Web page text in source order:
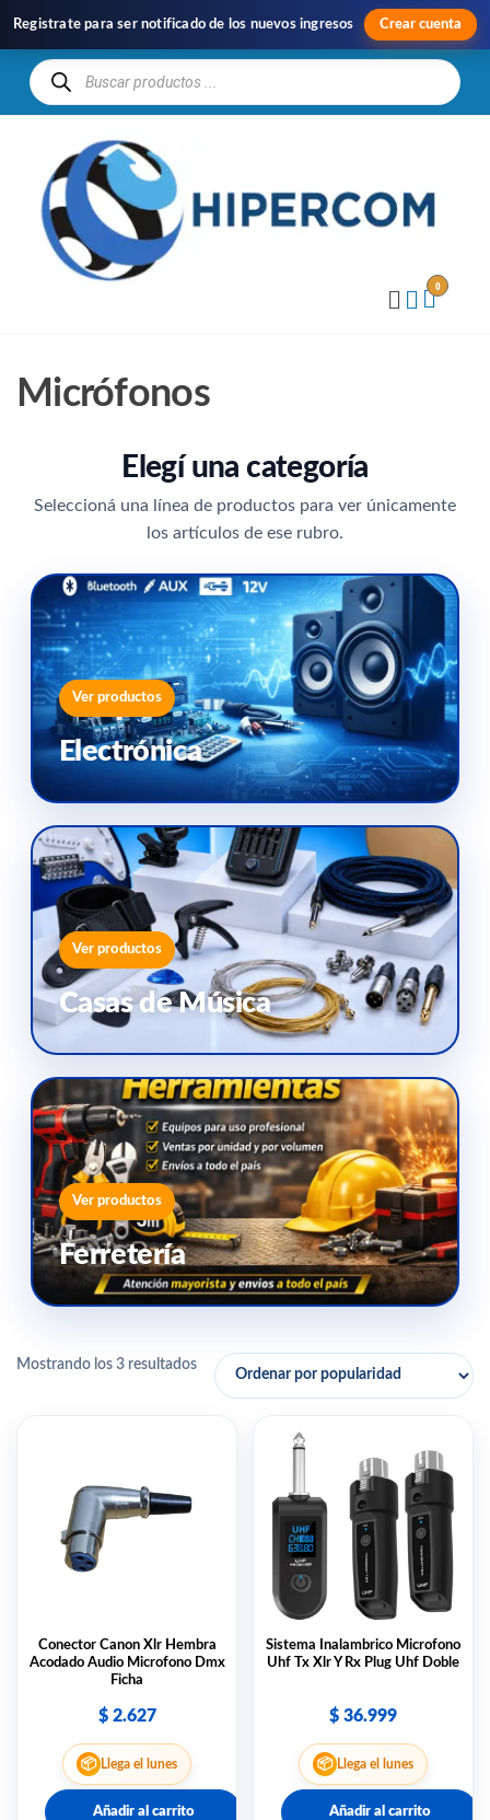
Registrate para ser notificado de los nuevos ingresos Crear cuenta
0
Micrófonos
Elegí una categoría
Seleccioná una línea de productos para ver únicamente
los artículos de ese rubro.
Ver productos
Electrónica
Ver productos
Casas de Música
Ver productos
Ferretería
Mostrando los 3 resultados
Conector Canon Xlr Hembra
Acodado Audio Microfono Dmx
Ficha
$2.627
📦 Llega el lunes
Añadir al carrito
Sistema Inalambrico Microfono
Uhf Tx Xlr Y Rx Plug Uhf Doble
$ 36.999
📦 Llega el lunes
Añadir al carrito